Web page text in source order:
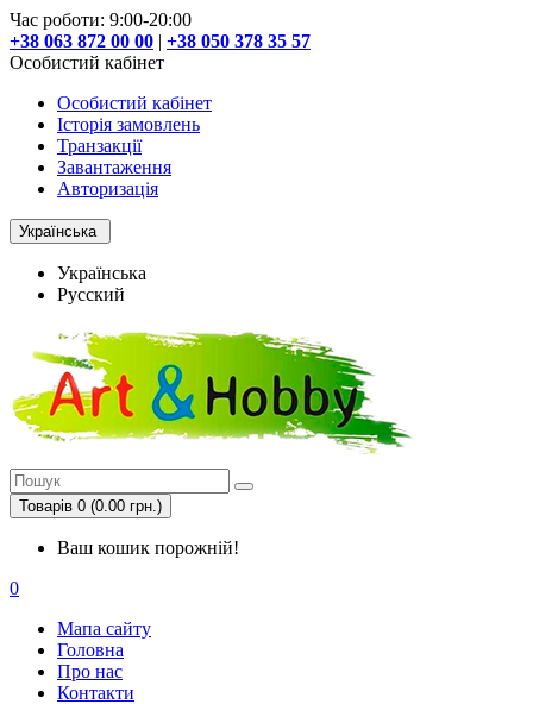
Час роботи: 9:00-20:00
+38 063 872 00 00 | +38 050 378 35 57
Особистий кабінет
Особистий кабінет
Історія замовлень
Транзакції
Завантаження
Авторизація
Українська
Українська
Русский
Товарів 0 (0.00 грн.)
Ваш кошик порожній!
0
Мапа сайту
Головна
Про нас
Контакти